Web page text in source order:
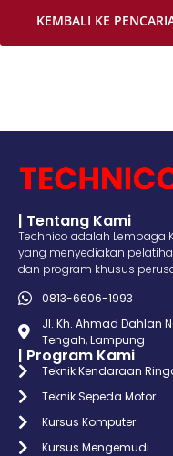
KEMBALI KE
| Tentang Kami
Technico adalah Lembaga
yang menyediakan pelatihan
dan program khusus
0813-6606-1993
Jl. Kh. Ahmad Dahlan
Tengah, Lampung
| Program Kami
Teknik Kendaraan
Teknik Sepeda Motor
Kursus Komputer
Kursus Mengemudi